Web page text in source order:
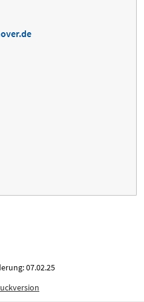
07.02.25